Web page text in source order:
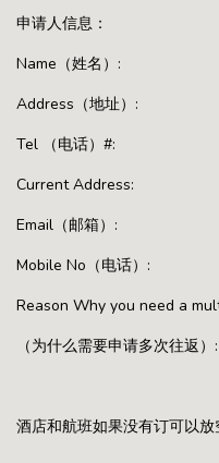
申请人信息：
Name（姓名）:
Address（地址）:
Tel （电话）#:
Current Address:
Email（邮箱）:
Mobile No（电话）:
Reason Why you need a
（为什么需要申请多次往返）:
酒店和航班如果没有订可以放